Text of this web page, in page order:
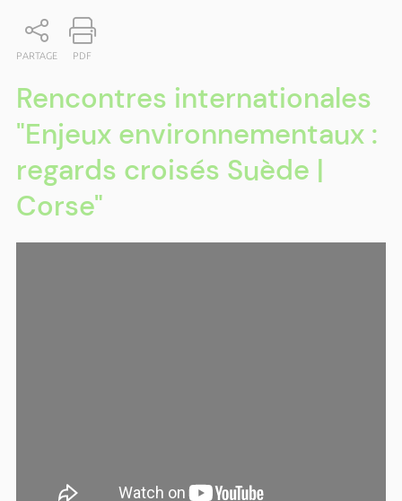
PARTAGE PDF
Rencontres internationales
"Enjeux environnementaux :
regards croisés Suède |
Corse"